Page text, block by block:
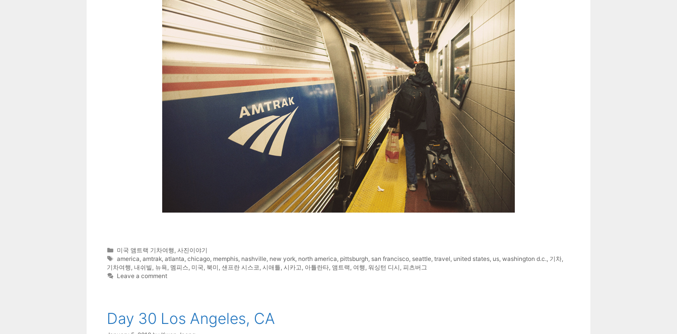
Categories
미국 앰트랙 기차여행,사진이야기
Tags
america,amtrak,atlanta,chicago, memphis, nashville, new york, north america, pittsburgh, san francisco, seattle,travel, united states, us,washington d.c., 기차,
기차여행, 내쉬빌 , 뉴욕, 멤피스, 미국, 북미 , 샌프란 시스코, 시애틀, 시카고, 아틀란타, 앰트랙, 여행, 워싱턴 디시 , 피츠버그
Leave a comment
Day 30 Los Angeles, CA